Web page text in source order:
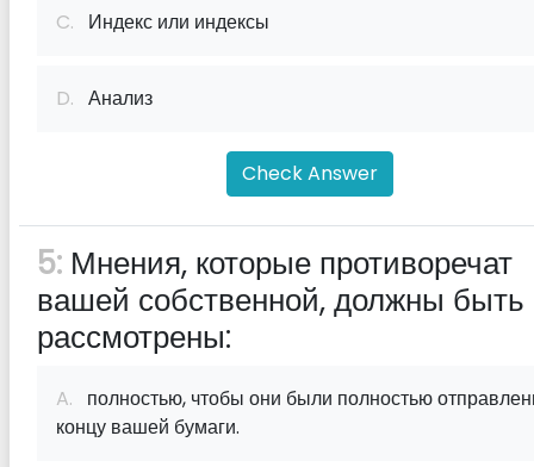
C. Индекс или индексы
D. Анализ
Check Answer
5: Мнения, которые противоречат
вашей собственной, должны быть
рассмотрены:
A. полностью, чтобы они были полностью
концу вашей бумаги.